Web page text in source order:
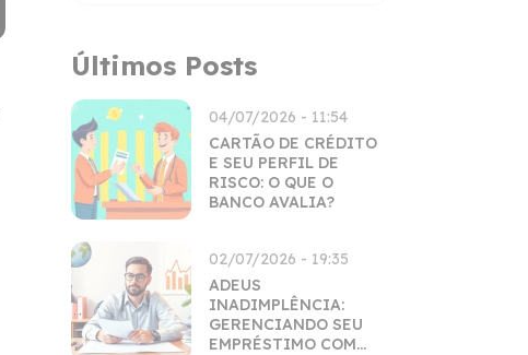
Últimos Posts
04/07/2026 - 11:54
CARTÃO DE CRÉDITO
E SEU PERFIL DE
RISCO: O QUE O
BANCO AVALIA?
02/07/2026 - 19:35
ADEUS
INADIMPLÊNCIA:
GERENCIANDO SEU
EMPRÉSTIMO COM